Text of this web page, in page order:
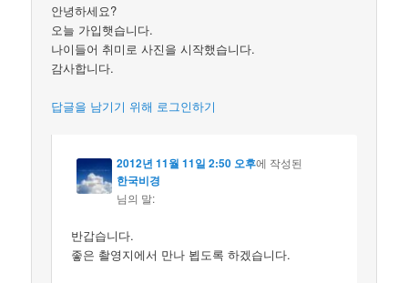
안녕하세요?
오늘 가입햇습니다.
나이들어 취미로 사진을 시작했습니다.
감사합니다.
답글을 남기기 위해 로그인하기
2012년 11월 11일 2:50 오후에 작성된
한국비경
님의 말:
반갑습니다.
좋은 촬영지에서 만나 뵙도록 하겠습니다.